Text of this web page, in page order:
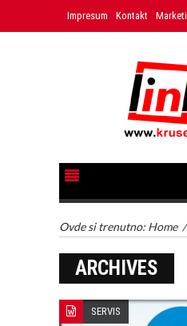
Impresum Kontakt
Ovde si trenutno: Home
ARCHIVES
SERVIS